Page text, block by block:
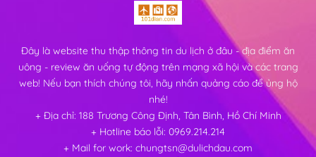
Đây là website thu thập thông tin du lịch ở đâu - địa điểm ăn
uông - review ăn uống tự động trên mạng xã hội và các trang
web! Nếu bạn thích chúng tôi, hãy nhấn quảng cáo để ủng hộ
nhé!
+ Địa chỉ: 188 Trương Công Định, Tân Bình, Hồ Chí Minh
+ Hotline báo lỗi: 0969.214.214
+ Mail for work: chungtsn@dulichdau.com